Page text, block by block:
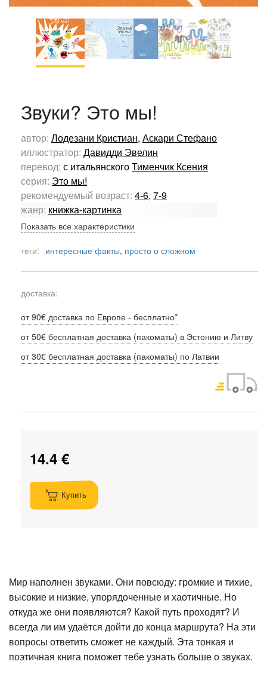
Звуки? Это мы!
автор: Лодезани Кристиан, Аскари Стефано
иллюстратор: Давидди Эвелин
перевод: с итальянскогоТименчик Ксения
серия: Это мы!
рекомендуемый возраст: 4-6, 7-9
жанр: книжка-картинка
Показать все характеристики
теги: интересные факты, просто о сложном
доставка:
от 90€ доставка по Европе - бесплатно*
от 50€ бесплатная доставка (пакоматы) в Эстонию и Литву
от 30€ бесплатная доставка (пакоматы) по Латвии
14.4 €
Купить
Мир наполнен звуками. Они повсюду: громкие и тихие,
высокие и низкие, упорядоченные и хаотичные. Но
откуда же они появляются? Какой путь проходят? И
всегда ли им удаётся дойти до конца маршрута? На эти
вопросы ответить сможет не каждый. Эта тонкая и
поэтичная книга поможет тебе узнать больше о звуках.